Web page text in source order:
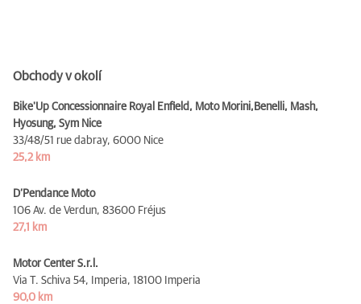
Obchody v okolí
Bike'Up Concessionnaire Royal Enfield, Moto Morini,Benelli, Mash,
Hyosung, Sym Nice
33/48/51 rue dabray, 6000 Nice
25,2 km
D’Pendance Moto
106 Av. de Verdun, 83600 Fréjus
27,1 km
Motor Center S.r.l.
Via T. Schiva 54, Imperia, 18100 Imperia
90,0 km